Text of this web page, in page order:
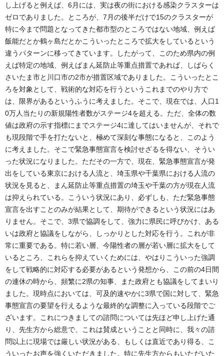
し上げると例えば、6月には、実は夜の街における感染クラスターは
ゼロでありました。ところが、7月の後半だけで15のクラスターが
特に今まで問題となってきた都市型のところではない地域、例えば
飯能だとか鶴ヶ島だとかこういったところで拡大をしているという
違うパターンに移ってきています。したがって、このため県内の例
えば特定の地域、例えばまん延防止等重点措置であれば、しばらく
さいたま市と川口市の2市が措置区域でありました。こういったとこ
ろを対象として、戦術的な対応を行うというこれまでのやり方で
は、限界があるというふうに考えました。そこで、現在では、人口1
0万人当たりの新規陽性者数がステージ4を超える。ただ、全体の数
値は政府の示す指標にまでステージ4に達してはいませんが、それで
も現段階で手を打たないと、極めて深刻な事態になると、このよう
に考えました。そこで緊急事態宣言を検討せざるを得ない、そうい
った状況になりました。ただその一方で、現在、緊急事態宣言が発
出をしている東京における人流と、埼玉県や千葉県における人流の
状況を見ると、まん延防止等重点措置の埼玉や千葉の方が現在人流
は抑えられている。こういう状況にあり、必ずしも、ただ緊急事態
宣言を出すことのみが結果として、期待ができるという状況にはあ
りません。そこで、3県で協調をして、強力に県民に呼びかけ、ある
いは政府と協議をしながら、しっかりとした対応を行う。これが非
常に重要である。特に若い層、今陽性者の層が若い層に拡大をして
いるところ、これらを抑えていくためには、やはりこういった強調
をして戦略的に対応する必要があるという発想から、この前の4日間
の連休の時から、頻繁に2県の知事、また政府とも協議をしてまいり
ました。現時点においては、可及的速やかに3県で国に対して、緊急
事態宣言の要望を行えるような最終的な調整に入っている段階でご
ざいます。これにつきましての諮問については先ほど申し上げた通
り、先生方から総意で、これは賛成ということと同時に、我々の諮
問以上に現場では厳しい状況がある、もしくは直近であり得る、こ
ういったお声を強くいただきました。特に先生方からもいただいた